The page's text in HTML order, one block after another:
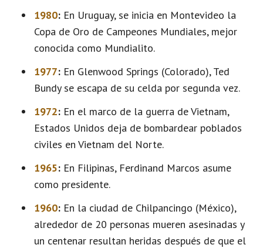
1980: En Uruguay, se inicia en Montevideo la
Copa de Oro de Campeones Mundiales, mejor
conocida como Mundialito.
1977: En Glenwood Springs (Colorado), Ted
Bundy se escapa de su celda por segunda vez.
1972: En el marco de la guerra de Vietnam,
Estados Unidos deja de bombardear poblados
civiles en Vietnam del Norte.
1965: En Filipinas, Ferdinand Marcos asume
como presidente.
1960: En la ciudad de Chilpancingo (México),
alrededor de 20 personas mueren asesinadas y
un centenar resultan heridas después de que el